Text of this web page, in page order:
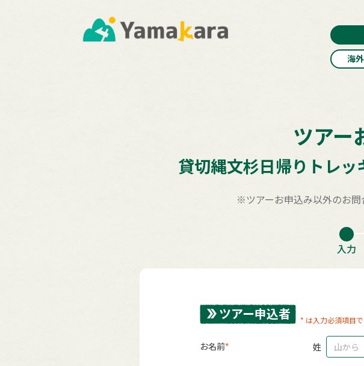
海
ツアー
貸切縄文杉日帰りトレッ
※ツアーお申込み以外のお問
入力
ツアー申込者 * は入力必須項目で
お名前 姓